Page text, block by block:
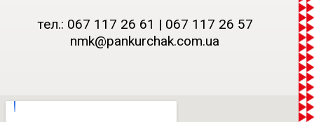
тел.: 067 117 26 61 | 067 117 26 57
nmk@pankurchak.com.ua